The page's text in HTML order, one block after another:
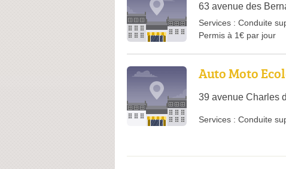
63 avenue des
Services : Conduite
Permis à 1€ par jour
Auto Moto
39 avenue Charles
Services : Conduite